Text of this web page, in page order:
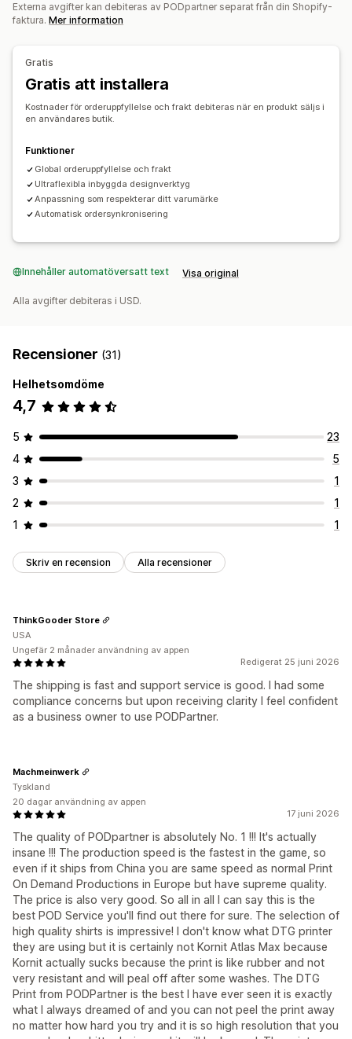
Produkter
Leveransalternativ
Bulkleverans Global leverans
Externa avgifter kan debiteras av PODpartner separat från din Shopify-
faktura. Mer information
Gratis
Gratis att installera
Kostnader för orderuppfyllelse och frakt debiteras när en produkt säljs i
en användares butik.
Funktioner
Global orderuppfyllelse och frakt
Ultraflexibla inbyggda designverktyg
Anpassning som respekterar ditt varumärke
Automatisk ordersynkronisering
Innehåller automatöversatt text Visa original
Alla avgifter debiteras i USD.
Recensioner (31)
Helhetsomdöme
4,7
5
23
4
5
3
1
2
1
1
1
Skriv en recension Alla recensioner
Redigerat 25 juni 2026
The shipping is fast and support service is good. I had some
compliance concerns but upon receiving clarity I feel confident
as a business owner to use PODPartner.
ThinkGooder Store
USA
Ungefär 2 månader användning av appen
17 juni 2026
The quality of PODpartner is absolutely No. 1 !!! It's actually
insane !!! The production speed is the fastest in the game, so
even if it ships from China you are same speed as normal Print
On Demand Productions in Europe but have supreme quality.
The price is also very good. So all in all I can say this is the
best POD Service you'll find out there for sure. The selection of
high quality shirts is impressive! I don't know what DTG printer
they are using but it is certainly not Kornit Atlas Max because
Kornit actually sucks because the print is like rubber and not
very resistant and will peal off after some washes. The DTG
Print from PODPartner is the best I have ever seen it is exactly
what I always dreamed of and you can not peel the print away
no matter how hard you try and it is so high resolution that you
Machmeinwerk
Tyskland
20 dagar användning av appen